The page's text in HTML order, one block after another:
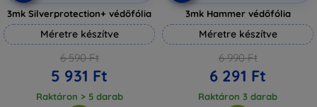
3mk Silverprotection+ védőfólia
Méretre készítve
6 590 Ft
5 931 Ft
Raktáron > 5 darab
3mk Hammer védőfólia
Méretre készítve
6 990 Ft
6 291 Ft
Raktáron 3 darab